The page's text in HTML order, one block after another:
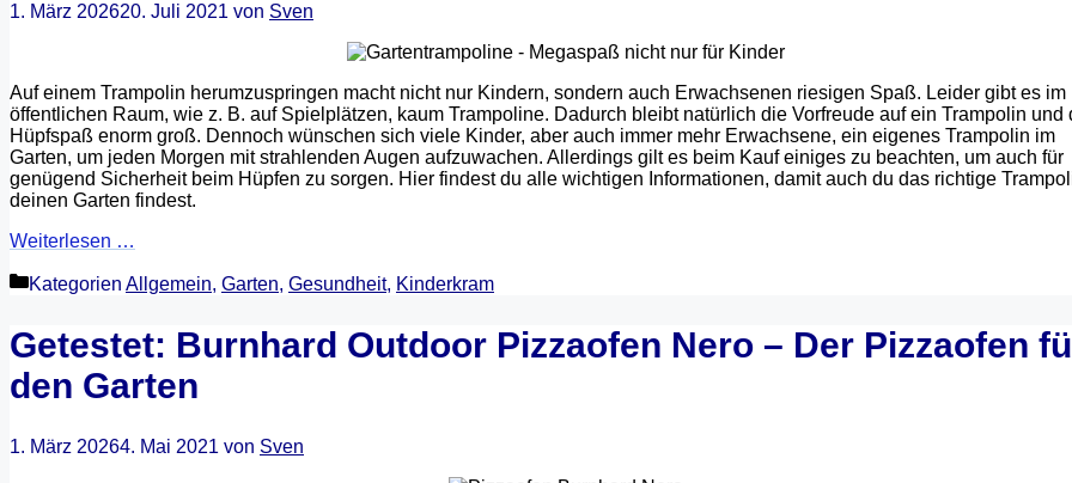
1. März 202620. Juli 2021 von Sven
Auf einem Trampolin herumzuspringen macht nicht nur Kindern, sondern auch Erwachsenen riesigen Spaß. Leider gibt es im
öffentlichen Raum, wie z. B. auf Spielplätzen, kaum Trampoline. Dadurch bleibt natürlich die Vorfreude auf ein Trampolin und
Hüpfspaß enorm groß. Dennoch wünschen sich viele Kinder, aber auch immer mehr Erwachsene, ein eigenes Trampolin im
Garten, um jeden Morgen mit strahlenden Augen aufzuwachen. Allerdings gilt es beim Kauf einiges zu beachten, um auch für
genügend Sicherheit beim Hüpfen zu sorgen. Hier findest du alle wichtigen Informationen, damit auch du das richtige
deinen Garten findest.
Weiterlesen …
Kategorien Allgemein, Garten, Gesundheit, Kinderkram
Getestet: Burnhard Outdoor Pizzaofen Nero – Der Pizzaofen
den Garten
1. März 20264. Mai 2021 von Sven